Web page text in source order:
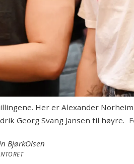
Her er Alexander
Georg Svang Jansen til høyre.
BjørkOlsen